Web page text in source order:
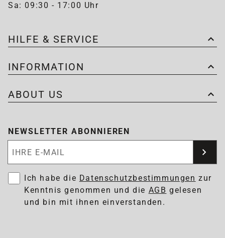
Sa: 09:30 - 17:00 Uhr
HILFE & SERVICE
INFORMATION
ABOUT US
NEWSLETTER ABONNIEREN
Ich habe die Datenschutzbestimmungen zur
Kenntnis genommen und die AGB gelesen
und bin mit ihnen einverstanden.